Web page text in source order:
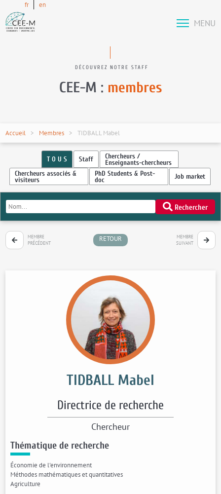
fr en
MENU
DÉCOUVREZ NOTRE STAFF
CEE-M : membres
Accueil Membres TIDBALL Mabel
T O U S Staff Chercheurs /
Enseignants-chercheurs
Chercheurs associés &
visiteurs
PhD Students & Post-
doc Job market
Rechercher
MEMBRE
PRÉCÉDENT
RETOUR
MEMBRE
SUIVANT
Thématique de recherche
Économie de l'environnement
Méthodes mathématiques et quantitatives
Agriculture
TIDBALL Mabel
Directrice de recherche
Chercheur